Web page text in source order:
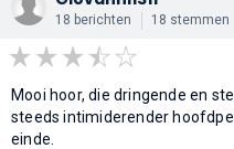
18 berichten 18 stemmen
Mooi hoor, die dringende en
steeds intimiderender
einde.